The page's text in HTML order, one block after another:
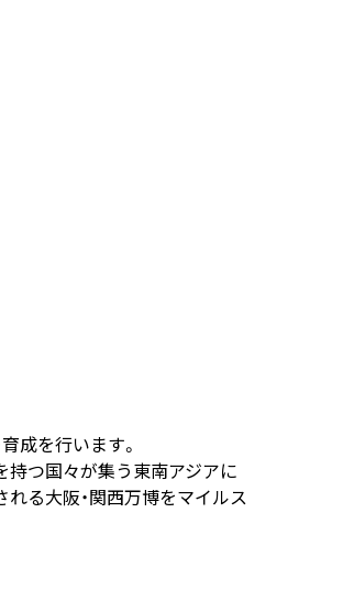
成を行います。
持つ国々が集う東南アジアに
る大阪・関西万博をマイルス